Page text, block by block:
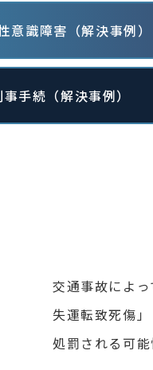
意識障害（解決事例）
事手続（解決事例）
交通事故によ
失運転致死傷
処罰される可能